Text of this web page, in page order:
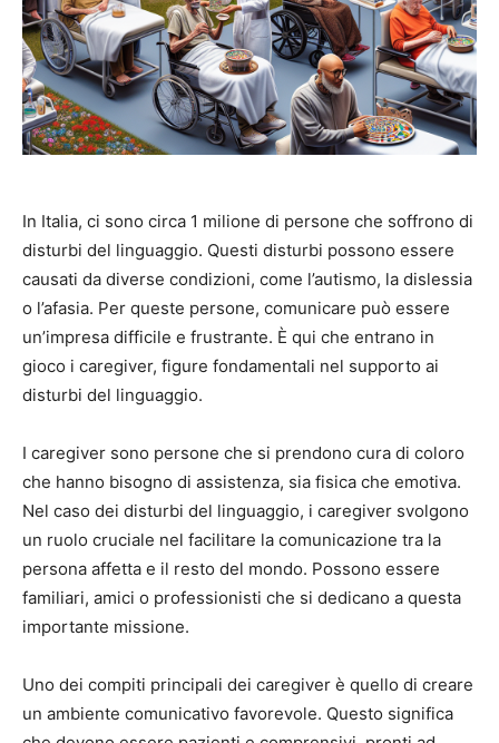
In Italia, ci sono circa 1 milione di persone che soffrono di
disturbi del linguaggio. Questi disturbi possono essere
causati da diverse condizioni, come l’autismo, la dislessia
o l’afasia. Per queste persone, comunicare può essere
un’impresa difficile e frustrante. È qui che entrano in
gioco i caregiver, figure fondamentali nel supporto ai
disturbi del linguaggio.
I caregiver sono persone che si prendono cura di coloro
che hanno bisogno di assistenza, sia fisica che emotiva.
Nel caso dei disturbi del linguaggio, i caregiver svolgono
un ruolo cruciale nel facilitare la comunicazione tra la
persona affetta e il resto del mondo. Possono essere
familiari, amici o professionisti che si dedicano a questa
importante missione.
Uno dei compiti principali dei caregiver è quello di creare
un ambiente comunicativo favorevole. Questo significa